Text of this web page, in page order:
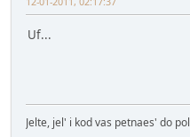
Uf...
Jelte, jel' i kod vas petnaes' do